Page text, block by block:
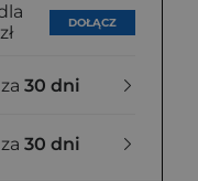
DOŁĄCZ
30 dni
30 dni